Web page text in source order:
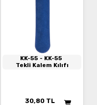
KK-55 - KK-55
Tekli Kalem Kılıfı
30,80 TL